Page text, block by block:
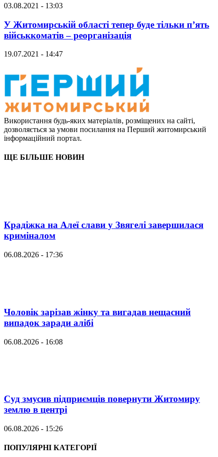
03.08.2021 - 13:03
У Житомирській області тепер буде тільки п’ять
військкоматів – реорганізація
19.07.2021 - 14:47
Використання будь-яких матеріалів, розміщених на сайті,
дозволяється за умови посилання на Перший житомирський
інформаційний портал.
ЩЕ БІЛЬШЕ НОВИН
Крадіжка на Алеї слави у Звягелі завершилася
криміналом
06.08.2026 - 17:36
Чоловік зарізав жінку та вигадав нещасний
випадок заради алібі
06.08.2026 - 16:08
Суд змусив підприємців повернути Житомиру
землю в центрі
06.08.2026 - 15:26
ПОПУЛЯРНІ КАТЕГОРІЇ